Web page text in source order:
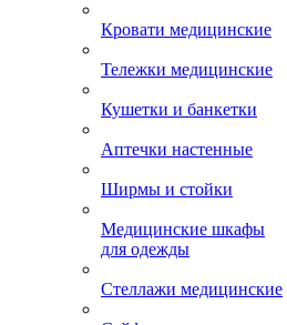
Кровати медицинские
Тележки медицинские
Кушетки и банкетки
Аптечки настенные
Ширмы и стойки
Медицинские шкафы
для одежды
Стеллажи медицинские